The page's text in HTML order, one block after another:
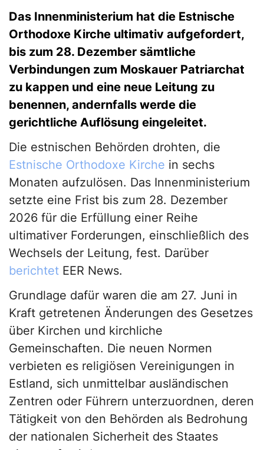
Das Innenministerium hat die Estnische
Orthodoxe Kirche ultimativ aufgefordert,
bis zum 28. Dezember sämtliche
Verbindungen zum Moskauer Patriarchat
zu kappen und eine neue Leitung zu
benennen, andernfalls werde die
gerichtliche Auflösung eingeleitet.
Die estnischen Behörden drohten, die
Estnische Orthodoxe Kirche in sechs
Monaten aufzulösen. Das Innenministerium
setzte eine Frist bis zum 28. Dezember
2026 für die Erfüllung einer Reihe
ultimativer Forderungen, einschließlich des
Wechsels der Leitung, fest. Darüber
berichtet EER News.
Grundlage dafür waren die am 27. Juni in
Kraft getretenen Änderungen des Gesetzes
über Kirchen und kirchliche
Gemeinschaften. Die neuen Normen
verbieten es religiösen Vereinigungen in
Estland, sich unmittelbar ausländischen
Zentren oder Führern unterzuordnen, deren
Tätigkeit von den Behörden als Bedrohung
der nationalen Sicherheit des Staates